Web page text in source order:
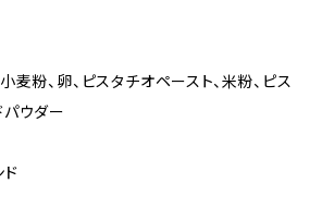
麦粉、卵、ピスタチオペースト、米粉、ピス
パウダー
ド